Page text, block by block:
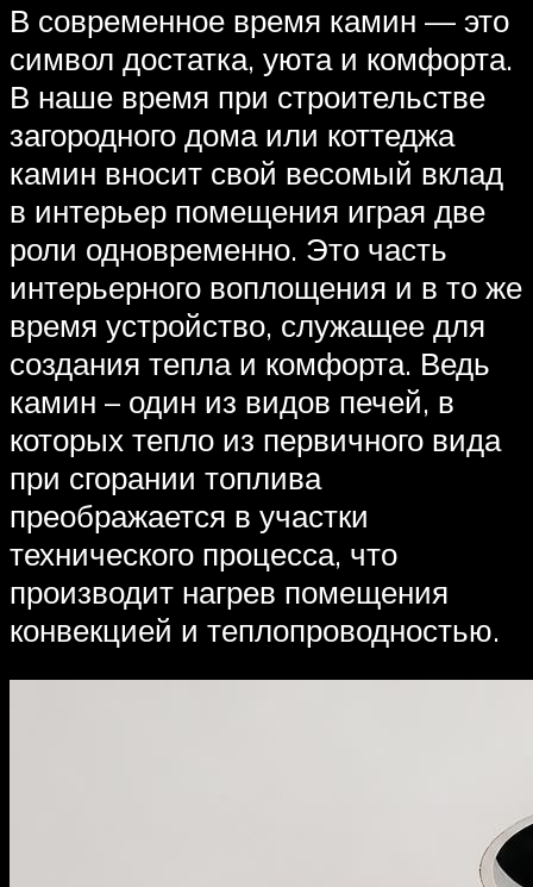
В современное время камин — это
символ достатка, уюта и комфорта.
В наше время при строительстве
загородного дома или коттеджа
камин вносит свой весомый вклад
в интерьер помещения играя две
роли одновременно. Это часть
интерьерного воплощения и в то же
время устройство, служащее для
создания тепла и комфорта. Ведь
камин – один из видов печей, в
которых тепло из первичного вида
при сгорании топлива
преображается в участки
технического процесса, что
производит нагрев помещения
конвекцией и теплопроводностью.